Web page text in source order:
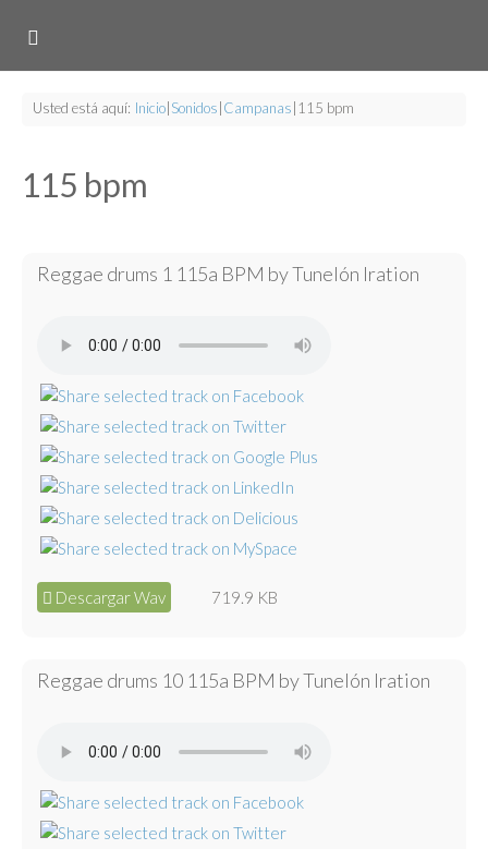
Usted está aquí: Inicio Sonidos Campanas 115 bpm
115 bpm
Reggae drums 1 115a BPM by Tunelón Iration
Descargar Wav 719.9 KB
Reggae drums 10 115a BPM by Tunelón Iration